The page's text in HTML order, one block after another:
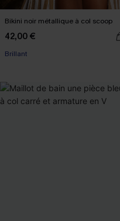
Bikini noir métallique à col scoop
42,00 €
Brillant